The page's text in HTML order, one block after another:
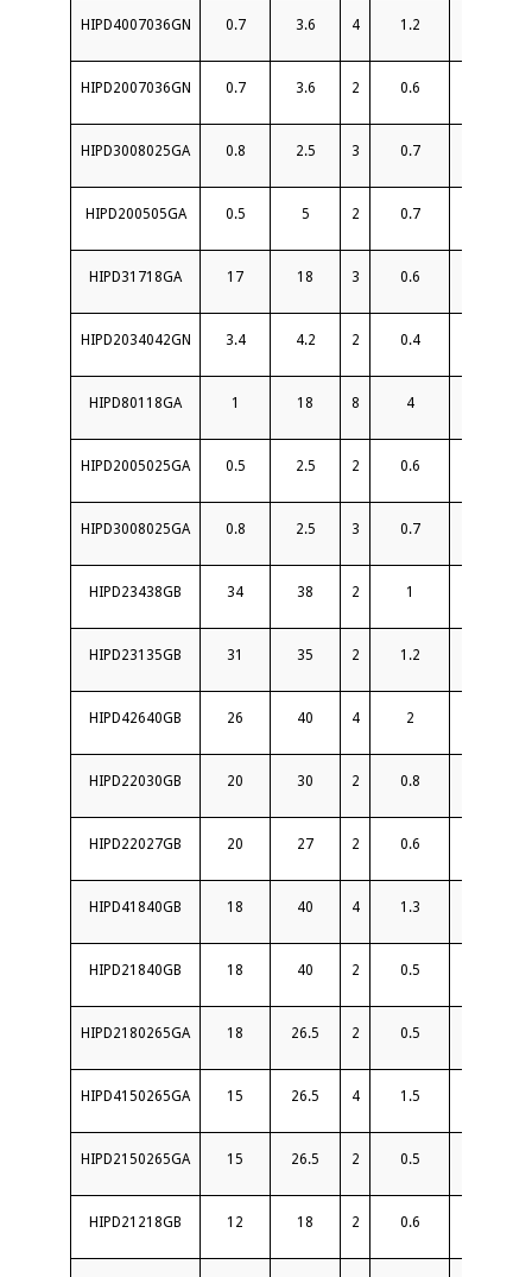
HIPD4007036GN 0.7 3.6 4 1.2
HIPD2007036GN 0.7 3.6 2 0.6
HIPD3008025GA 0.8 2.5 3 0.7
HIPD200505GA 0.5 5 2 0.7
HIPD31718GA 17 18 3 0.6
HIPD2034042GN 3.4 4.2 2 0.4
HIPD80118GA 1 18 8 4
HIPD2005025GA 0.5 2.5 2 0.6
HIPD3008025GA 0.8 2.5 3 0.7
HIPD23438GB 34 38 2 1
HIPD23135GB 31 35 2 1.2
HIPD42640GB 26 40 4 2
HIPD22030GB 20 30 2 0.8
HIPD22027GB 20 27 2 0.6
HIPD41840GB 18 40 4 1.3
HIPD21840GB 18 40 2 0.5
HIPD2180265GA 18 26.5 2 0.5
HIPD4150265GA 15 26.5 4 1.5
HIPD2150265GA 15 26.5 2 0.5
HIPD21218GB 12 18 2 0.6